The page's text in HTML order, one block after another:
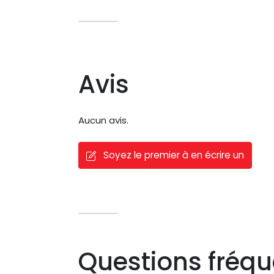
Avis
Aucun avis.
Soyez le premier à en écrire un
Questions